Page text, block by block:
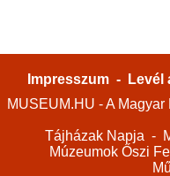
Impresszum -
Levél
MUSEUM.HU - A
Tájházak Napja -
Múzeumok Őszi